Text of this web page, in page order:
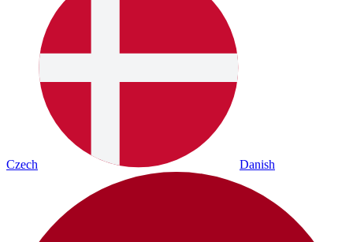
Czech Danish